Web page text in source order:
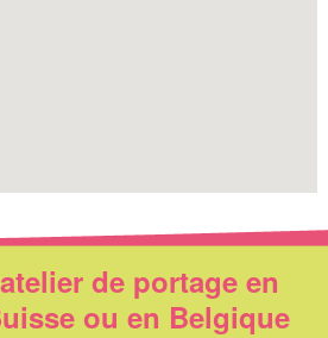
de portage en
ou en Belgique